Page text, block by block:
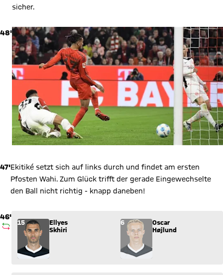
sicher.
48'
47'Ekitiké setzt sich auf links durch und findet am ersten
Pfosten Wahi. Zum Glück trifft der gerade Eingewechselte
den Ball nicht richtig - knapp daneben!
46'
AUSWECHSLUNG
Wechsel: Ellyes Skhiri (15) kommt für Oscar Højlund (6) ins
15
Ellyes
Skhiri
6
Oscar
Højlund